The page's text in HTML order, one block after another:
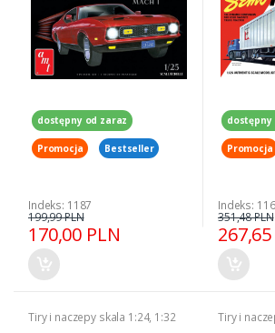
dostępny od zaraz
Promocja Bestseller
Indeks: 1187
170,00 PLN
199,99 PLN
dostępny
Promocja
Indeks:
351,48 PLN
Tiry i naczepy skala 1:24, 1:32 Tiry i